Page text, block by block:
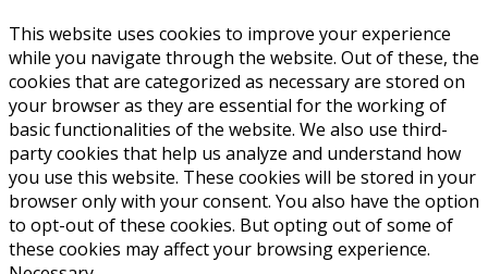
This website uses cookies to improve your experience
while you navigate through the website. Out of these, the
cookies that are categorized as necessary are stored on
your browser as they are essential for the working of
basic functionalities of the website. We also use third-
party cookies that help us analyze and understand how
you use this website. These cookies will be stored in your
browser only with your consent. You also have the option
to opt-out of these cookies. But opting out of some of
these cookies may affect your browsing experience.